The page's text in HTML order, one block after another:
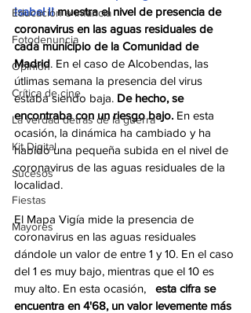
Educación e infancia
Fotodenuncia
Opinión
Crítica de cine
La verdad detrás de la guerra
Kit Digital
Sucesos
Fiestas
Mayores
Isabel II muestra el nivel de presencia de
coronavirus en las aguas residuales de
cada municipio de la Comunidad de
Madrid. En el caso de Alcobendas, las
útlimas semana la presencia del virus
estaba siendo baja. De hecho, se
encontraba con un riesgo bajo. En esta
ocasión, la dinámica ha cambiado y ha
habido una pequeña subida en el nivel de
coronavirus de las aguas residuales de la
localidad.
El Mapa Vigía mide la presencia de
coronavirus en las aguas residuales
dándole un valor de entre 1 y 10. En el caso
del 1 es muy bajo, mientras que el 10 es
muy alto. En esta ocasión, esta cifra se
encuentra en 4'68, un valor levemente más